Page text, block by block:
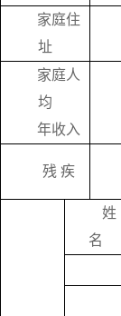
家庭住
址
家庭人
均
年收入
残 疾
姓
名